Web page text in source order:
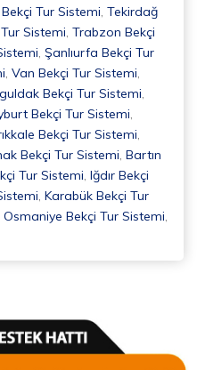
Tur Sistemi, Tekirdağ
Sistemi, Trabzon Bekçi
, Şanlıurfa Bekçi Tur
, Van Bekçi Tur Sistemi,
Bekçi Tur Sistemi,
Bekçi Tur Sistemi,
Bekçi Tur Sistemi,
Bekçi Tur Sistemi, Bartın
Tur Sistemi, Iğdır Bekçi
, Karabük Bekçi Tur
Osmaniye Bekçi Tur Sistemi,